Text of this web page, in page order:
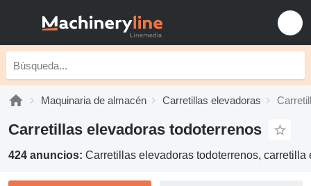
Maquinaria de almacén Carretillas elevadoras
Carretillas elevadoras todoterrenos
424 anuncios: Carretillas elevadoras todoterrenos,